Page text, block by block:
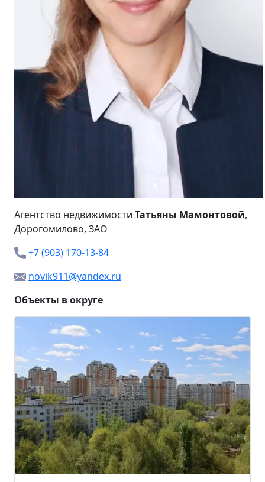
Агентство недвижимости Татьяны Мамонтовой,
Дорогомилово, ЗАО
+7 (903) 170-13-84
novik911@yandex.ru
Объекты в округе